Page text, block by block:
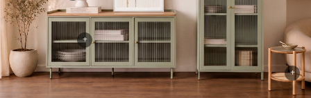
+
+